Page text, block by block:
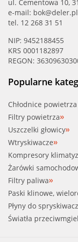
ul. Cementowa 10,
e-mail: bok@deler.pl
tel. 12 268 31 51
NIP: 9452188455
KRS 0001182897
REGON:
Popularne
Chłodnice
Filtry powietrza
Uszczelki głowicy
Wtryskiwacze
Kompresory
Żarówki
Filtry paliwa
Paski klinowe,
Płyny do
Światła